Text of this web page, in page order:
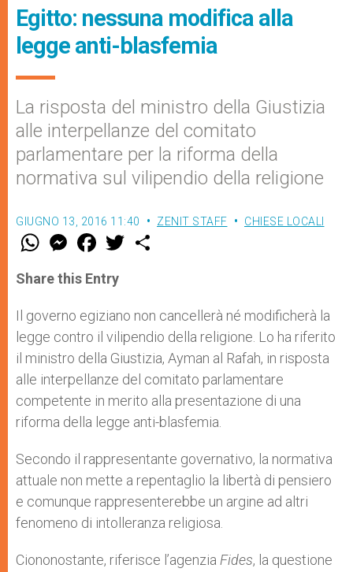
Egitto: nessuna modifica alla
legge anti-blasfemia
La risposta del ministro della Giustizia
alle interpellanze del comitato
parlamentare per la riforma della
normativa sul vilipendio della religione
GIUGNO 13, 2016 11:40 ZENIT STAFF CHIESE LOCALI
W
t
s
p
p
M
e
s
e
g
e
r
F
a
e
b
o
k
w
r
Share this Entry
Il governo egiziano non cancellerà né modificherà la
legge contro il vilipendio della religione. Lo ha riferito
il ministro della Giustizia, Ayman al Rafah, in risposta
alle interpellanze del comitato parlamentare
competente in merito alla presentazione di una
riforma della legge anti-blasfemia.
Secondo il rappresentante governativo, la normativa
attuale non mette a repentaglio la libertà di pensiero
e comunque rappresenterebbe un argine ad altri
fenomeno di intolleranza religiosa.
Ciononostante, riferisce l’agenzia Fides, la questione